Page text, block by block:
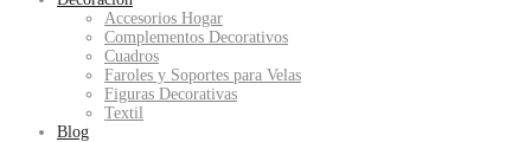
Accesorios Hogar
Complementos Decorativos
Cuadros
Faroles y Soportes para Velas
Figuras Decorativas
Textil
Blog